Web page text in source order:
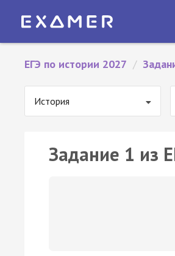
ЕГЭ по истории 2027 /
История
Задание 1 из